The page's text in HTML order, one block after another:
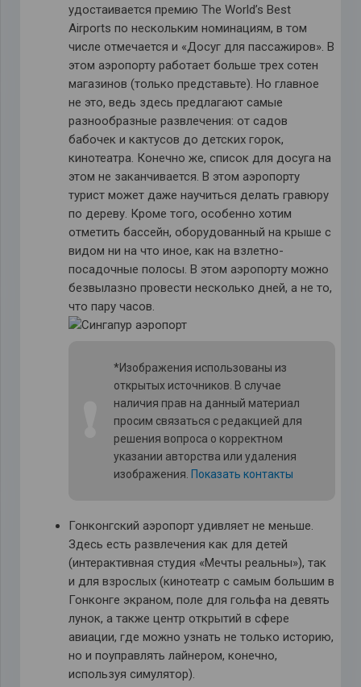
удостаивается премию The World’s Best
Airports по нескольким номинациям, в том
числе отмечается и «Досуг для пассажиров». В
этом аэропорту работает больше трех сотен
магазинов (только представьте). Но главное
не это, ведь здесь предлагают самые
разнообразные развлечения: от садов
бабочек и кактусов до детских горок,
кинотеатра. Конечно же, список для досуга на
этом не заканчивается. В этом аэропорту
турист может даже научиться делать гравюру
по дереву. Кроме того, особенно хотим
отметить бассейн, оборудованный на крыше с
видом ни на что иное, как на взлетно-
посадочные полосы. В этом аэропорту можно
безвылазно провести несколько дней, а не то,
что пару часов.
*Изображения использованы из
открытых источников. В случае
наличия прав на данный материал
просим связаться с редакцией для
решения вопроса о корректном
указании авторства или удаления
изображения. Показать контакты
Гонконгский аэропорт удивляет не меньше.
Здесь есть развлечения как для детей
(интерактивная студия «Мечты реальны»), так
и для взрослых (кинотеатр с самым большим в
Гонконге экраном, поле для гольфа на девять
лунок, а также центр открытий в сфере
авиации, где можно узнать не только историю,
но и поуправлять лайнером, конечно,
используя симулятор).